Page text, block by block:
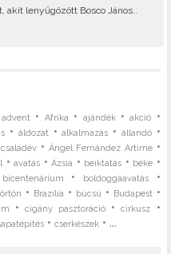
akit lenyűgözött Bosco János..
advent • Afrika • ajándék•akció •
• áldozat •alkalmazás • állandó•
•Ángel Fernández Artime•
•avatás •Ázsia • beiktatás • béke •
bicentenárium • boldoggáavatás•
• Brazília • búcsú • Budapest •
•cigány pasztoráció•cirkusz •
•cserkészek • ...